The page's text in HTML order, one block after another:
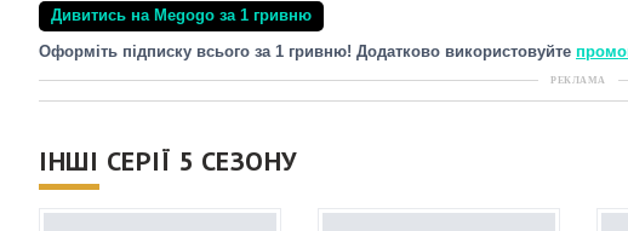
Дивитись на Megogo за 1 гривню
Оформіть підписку всього за 1 гривню! Додатково використовуйте
РЕКЛАМА
ІНШІ СЕРІЇ 5 СЕЗОНУ